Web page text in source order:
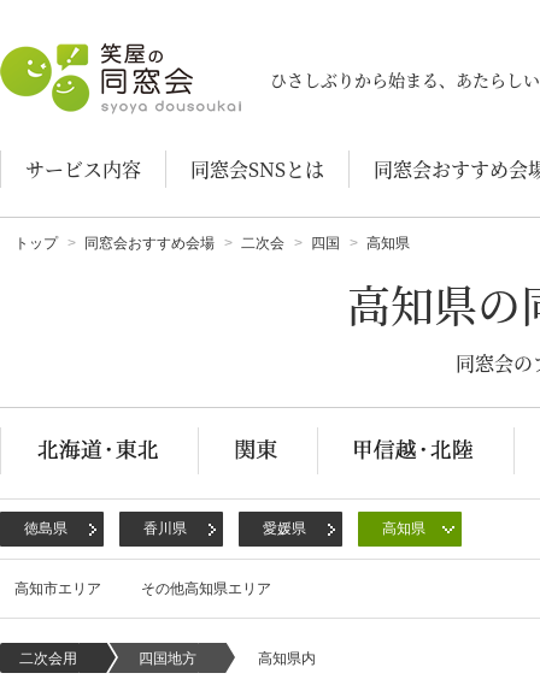
笑屋の同窓会
ひさしぶりから始まる、あたらし
サービス内容 同窓会SNSとは 同窓会おすすめ会
トップ 同窓会おすすめ会場 二次会 四国 高知県
高知県の
同窓会の
徳島県 香川県 愛媛県 高知県
高知市エリア その他高知県エリア
二次会用 四国地方 高知県内